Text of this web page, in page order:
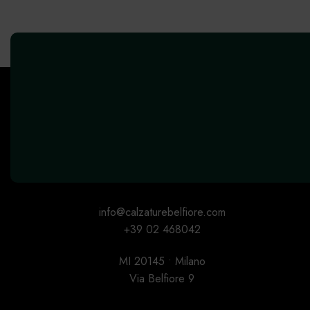
info@calzaturebelfiore.com
+39 02 468042
MI 20145 • Milano
Via Belfiore 9